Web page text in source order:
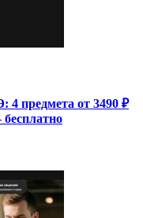
4 предмета от 3490 ₽